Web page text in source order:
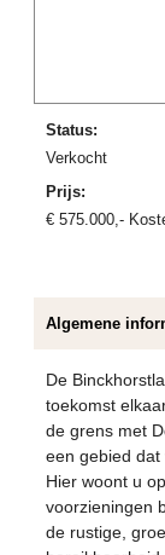
Status:
verkocht
Prijs:
€575.000,-
Algemene
De
toekomst
de grens met
een gebied dat
Hier woont u
voorzieningen
de rustige,